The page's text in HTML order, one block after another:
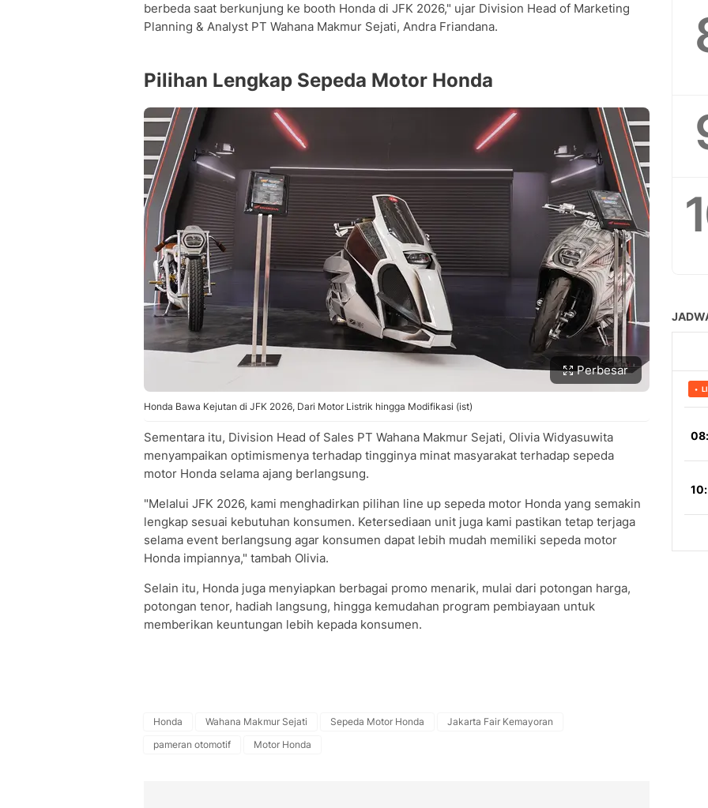
berbeda saat berkunjung ke booth Honda di JFK 2026," ujar Division Head of Marketing
Planning & Analyst PT Wahana Makmur Sejati, Andra Friandana.
Pilihan Lengkap Sepeda Motor Honda
Perbesar
Honda Bawa Kejutan di JFK 2026, Dari Motor Listrik hingga Modifikasi (ist)
Sementara itu, Division Head of Sales PT Wahana Makmur Sejati, Olivia Widyasuwita
menyampaikan optimismenya terhadap tingginya minat masyarakat terhadap sepeda
motor Honda selama ajang berlangsung.
"Melalui JFK 2026, kami menghadirkan pilihan line up sepeda motor Honda yang semakin
lengkap sesuai kebutuhan konsumen. Ketersediaan unit juga kami pastikan tetap terjaga
selama event berlangsung agar konsumen dapat lebih mudah memiliki sepeda motor
Honda impiannya," tambah Olivia.
Selain itu, Honda juga menyiapkan berbagai promo menarik, mulai dari potongan harga,
potongan tenor, hadiah langsung, hingga kemudahan program pembiayaan untuk
memberikan keuntungan lebih kepada konsumen.
Honda Wahana Makmur Sejati Sepeda Motor Honda
Jakarta Fair Kemayoran
pameran otomotif
Motor Honda